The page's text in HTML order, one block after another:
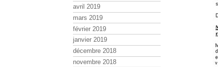
avril 2019
mars 2019
février 2019
janvier 2019
décembre 2018
novembre 2018